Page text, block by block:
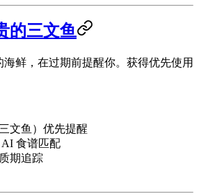
的三文鱼
海鲜，在过期前提醒你。获得优先使用
文鱼）优先提醒
食谱匹配
期追踪